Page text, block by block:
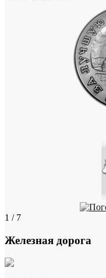
1 / 7
Железная дорога